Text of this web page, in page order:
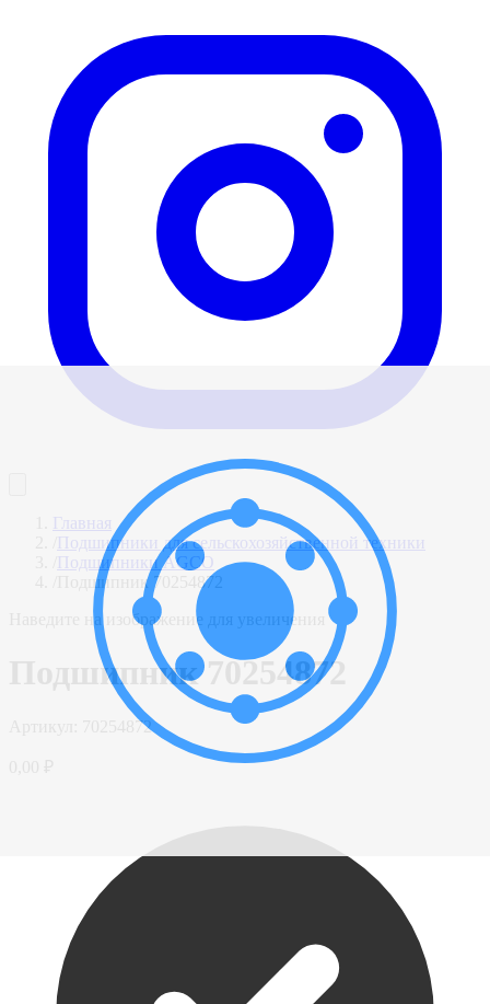
Главная
Подшипники для сельскохозяйственной техники
Подшипники AGCO
Подшипник 70254872
Наведите на изображение для увеличения
Подшипник 70254872
70254872